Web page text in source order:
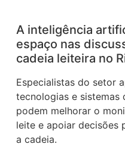
A inteligência
espaço nas
cadeia leiteira no
Especialistas do setor
tecnologias e sistemas
podem melhorar o
leite e apoiar decisões
a cadeia.